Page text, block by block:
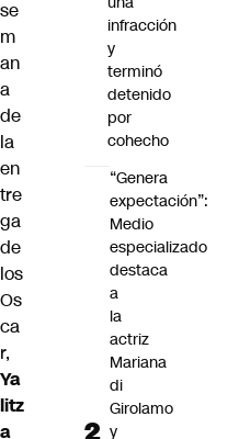
se
m
an
a
de
la
en
tre
ga
de
los
Os
ca
r,
Ya
litz
a
infracción
y
terminó
detenido
por
cohecho
“Genera
expectación”:
Medio
especializado
destaca
a
la
actriz
Mariana
di
Girolamo
y